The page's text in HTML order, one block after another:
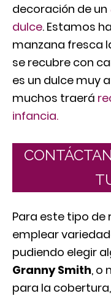
decoración de un
dulce. Estamos
manzana fresca
se recubre con
es un dulce muy
muchos traerá
infancia.
Para este tipo
emplear
pudiendo elegir
Granny Smith, o
para la